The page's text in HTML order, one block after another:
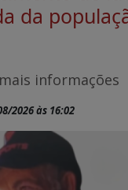
da
informações
2026 às 16:02